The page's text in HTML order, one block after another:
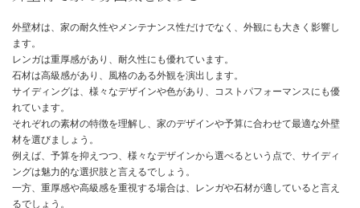
また、窓枠の色や素材も、家の雰囲気に影響を与えます。
木製窓枠は温かみのある印象を与え、金属製窓枠はモダンな印象を
す。
ドアのデザインも同様に重要で、木製ドアは重厚感を、金属製ドア
リッシュな印象を与えます。
これらの要素を組み合わせることで、個性的で魅力的な外観を作り
とが可能です。
例えば、アーチ型の窓と木製ドアを組み合わせることで、クラシカ
みのある雰囲気を演出できます。